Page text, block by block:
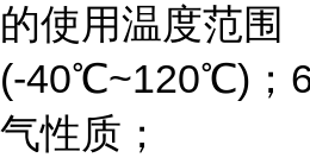
的使用温度范围
(-40℃~120℃)；
气性质；